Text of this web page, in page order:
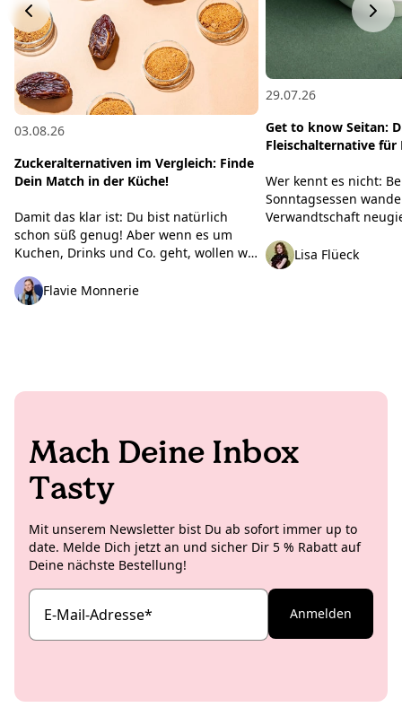
03.08.26
Zuckeralternativen im Vergleich: Finde
Dein Match in der Küche!
Damit das klar ist: Du bist natürlich
schon süß genug! Aber wenn es um
Kuchen, Drinks und Co. geht, wollen wir
Süße. Egal, ob Du Haushaltszucker
reduzieren oder einfach neue
getestet und verglichen – damit Du
Flavie Monnerie
29.07.26
Get to know Seitan:
Fleischalternative für
Wer kennt es nicht:
Sonntagsessen
Verwandtschaft
kommen die
nicht total stark
Lisa Flüeck
Mach Deine Inbox
Tasty
Mit unserem Newsletter bist Du ab sofort immer up to
date. Melde Dich jetzt an und sicher Dir 5 % Rabatt auf
Deine nächste Bestellung!
E-Mail-Adresse* Anmelden